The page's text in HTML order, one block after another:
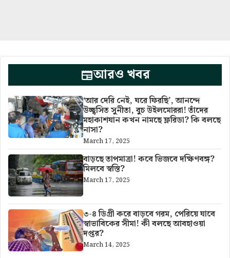
আরও খবর
‘আর দেরি নেই, ঘরে ফিরছি’, আনন্দে
উচ্ছ্বসিত সুনীতা, বুচ উইলমোররা! তাঁদের
মহাকাশযান কখন নামছে ফ্লরিডা? কি বলছে
নাসা?
March 17, 2025
বাড়ছে তাপমাত্রা! কবে ভিজবে দক্ষিণবঙ্গ?
মিলবে স্বস্তি?
March 17, 2025
৩-৪ ডিগ্রী করে বাড়বে গরম, পেরিয়ে যাবে
স্বাভাবিকের সীমা! কী বলছে আবহাওয়া
দপ্তর?
March 14, 2025